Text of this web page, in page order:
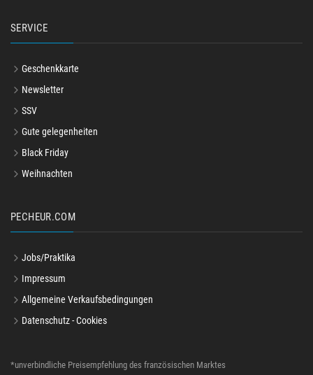
SERVICE
Geschenkkarte
Newsletter
SSV
Gute gelegenheiten
Black Friday
Weihnachten
PECHEUR.COM
Jobs/Praktika
Impressum
Allgemeine Verkaufsbedingungen
Datenschutz - Cookies
*unverbindliche Preisempfehlung des französischen Marktes